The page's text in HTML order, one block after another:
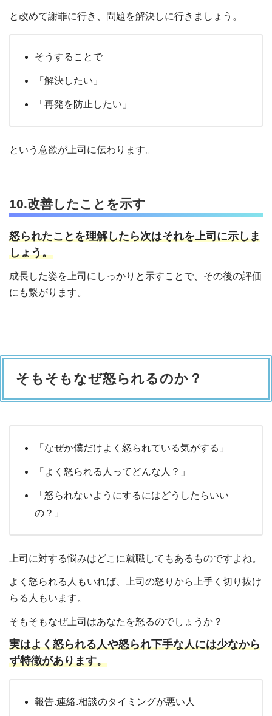
と改めて謝罪に行き、問題を解決しに行きましょう。
そうすることで
「解決したい」
「再発を防止したい」
という意欲が上司に伝わります。
10.改善したことを示す
怒られたことを理解したら次はそれを上司に示しま
しょう。
成長した姿を上司にしっかりと示すことで、その後の評価
にも繋がります。
そもそもなぜ怒られるのか？
「なぜか僕だけよく怒られている気がする」
「よく怒られる人ってどんな人？」
「怒られないようにするにはどうしたらいい
の？」
上司に対する悩みはどこに就職してもあるものですよね。
よく怒られる人もいれば、上司の怒りから上手く切り抜け
らる人もいます。
そもそもなぜ上司はあなたを怒るのでしょうか？
実はよく怒られる人や怒られ下手な人には少なから
ず特徴があります。
報告.連絡.相談のタイミングが悪い人